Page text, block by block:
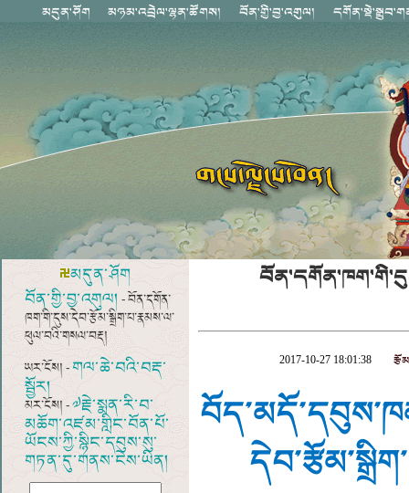
མདུན་ཤོག
བོན་གྱི་བྱ་འགུལ། - བོན་དགོན་
ཁག་གི་དུས་དེབ་རྩོམ་སྒྲིག་པ་རྣམས་ལ་
ཕུལ་བའི་གསལ་བརྡ།
ཡར་ངོས། -གལ་ཆེ་བའི་བརྡ་
སྦྱོར།
མར་ངོས། -༧རྗེ་སྨན་རི་བ་
མཆོག་འཛམ་གླིང་བོན་པོ་
ཡོངས་ཀྱི་སྙིང་དབུས་སུ་
གཏན་དུ་གནས་ངེས་ཡིན།
2017-10-27 18:01:38